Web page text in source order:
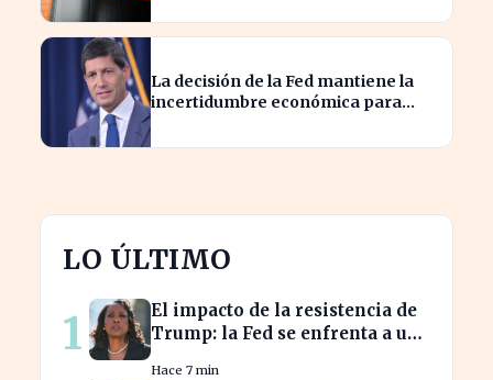
La decisión de la Fed mantiene la
incertidumbre económica para
LO ÚLTIMO
1
El impacto de la resistencia de
Trump: la Fed se enfrenta a un
Hace 7 min